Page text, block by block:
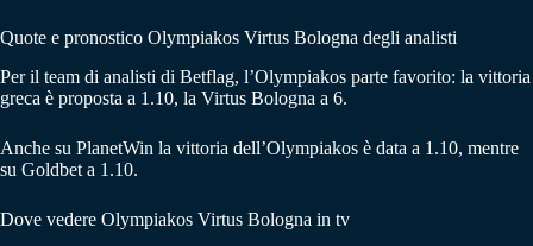
Quote e pronostico Olympiakos Virtus Bologna degli analisti
Per il team di analisti di Betflag, l’Olympiakos parte favorito: la vittoria
greca è proposta a 1.10, la Virtus Bologna a 6.
Anche su PlanetWin la vittoria dell’Olympiakos è data a 1.10, mentre
su Goldbet a 1.10.
Dove vedere Olympiakos Virtus Bologna in tv